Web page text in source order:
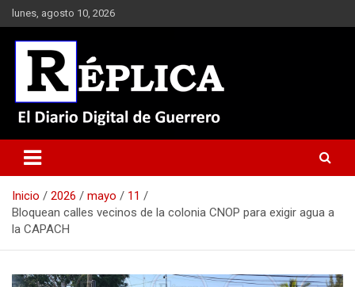
Saltar
al
contenido
lunes, agosto 10, 2026
Réplica
Inicio 2026 mayo
11
Bloquean calles vecinos de la colonia CNOP para exigir agua a
la CAPACH